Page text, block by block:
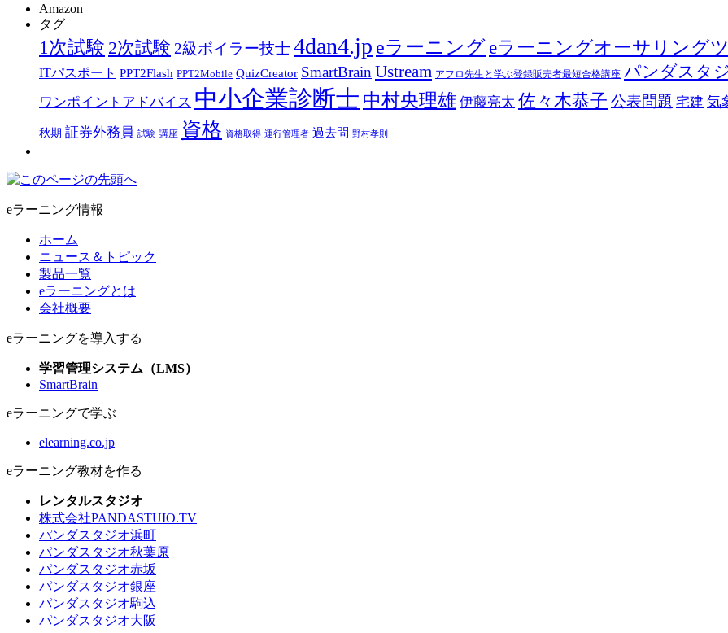
Amazon
タグ
1次試験 2次試験 2級ボイラー技士4dan4.jp eラーニング eラーニングオーサリング
ITパスポート PPT2Flash PPT2Mobile QuizCreator SmartBrain Ustream アフロ先生と学ぶ登録販売者最短合格講座 パンダスタ
ワンポイントアドバイス 中小企業診断士 中村央理雄 伊藤亮太 佐々木恭子 公表問題 宅建 気
秋期 証券外務員 試験 講座 資格 資格取得 運行管理者 過去問 野村孝則
eラーニング情報
ホーム
ニュース＆トピック
製品一覧
eラーニングとは
会社概要
eラーニングを導入する
学習管理システム（LMS）
SmartBrain
eラーニングで学ぶ
elearning.co.jp
eラーニング教材を作る
レンタルスタジオ
株式会社PANDASTUIO.TV
パンダスタジオ浜町
パンダスタジオ秋葉原
パンダスタジオ赤坂
パンダスタジオ銀座
パンダスタジオ駒込
パンダスタジオ大阪